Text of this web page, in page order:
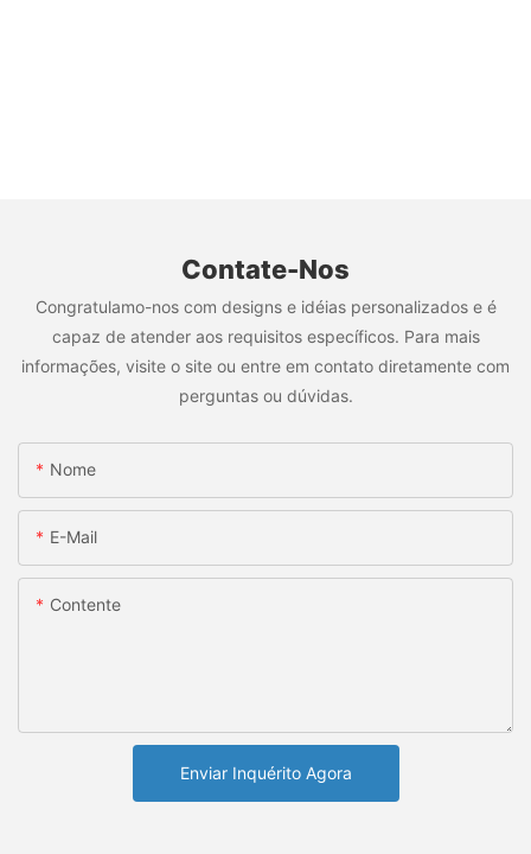
Contate-Nos
Congratulamo-nos com designs e idéias personalizados e é
capaz de atender aos requisitos específicos. Para mais
informações, visite o site ou entre em contato diretamente com
perguntas ou dúvidas.
Nome
E-Mail
Contente
Enviar Inquérito Agora